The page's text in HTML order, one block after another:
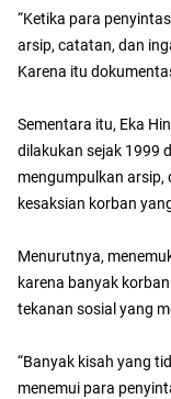
“Ketika para
arsip, catatan, dan
Karena itu
Sementara itu, Eka
dilakukan sejak 1999
mengumpulkan
kesaksian korban
Menurutnya,
karena banyak
tekanan sosial yang
“Banyak kisah yang
menemui para